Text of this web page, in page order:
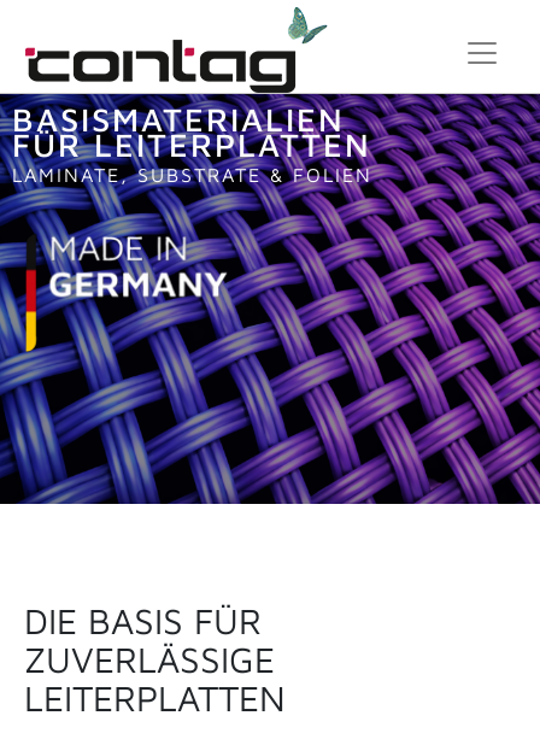
BASISMATERIALIEN
FÜR LEITERPLATTEN
LAMINATE, SUBSTRATE & FOLIEN
DIE BASIS FÜR
ZUVERLÄSSIGE
LEITERPLATTEN